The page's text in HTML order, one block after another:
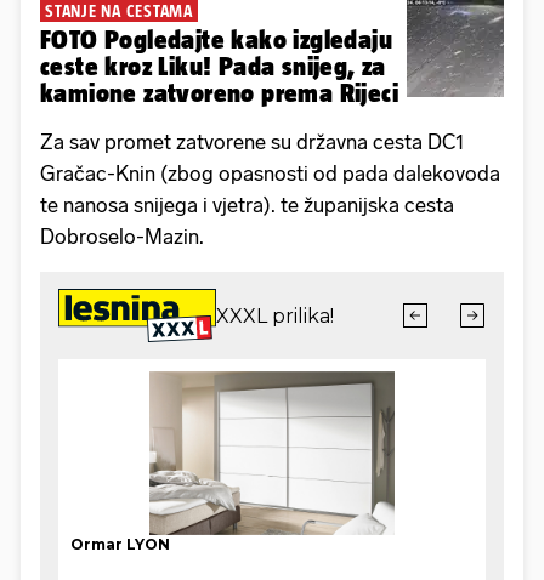
STANJE NA CESTAMA
FOTO Pogledajte kako izgledaju
ceste kroz Liku! Pada snijeg, za
kamione zatvoreno prema Rijeci
Za sav promet zatvorene su državna cesta DC1
Gračac-Knin (zbog opasnosti od pada dalekovoda
te nanosa snijega i vjetra). te županijska cesta
Dobroselo-Mazin.